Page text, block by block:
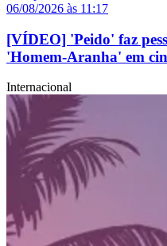
06/08/2026 às 11:17
[VÍDEO] 'Peido' faz
'Homem-Aranha' em
Internacional